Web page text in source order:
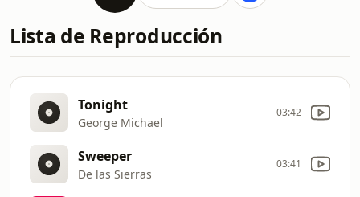
Lista de Reproducción
Tonight
George Michael
03:42
Sweeper
De las Sierras
03:41